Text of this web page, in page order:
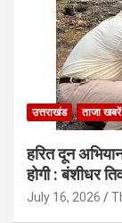
उत्तराखंड ताजा खबरें
हरित दून
होगी : बंशीधर
July 16, 2026